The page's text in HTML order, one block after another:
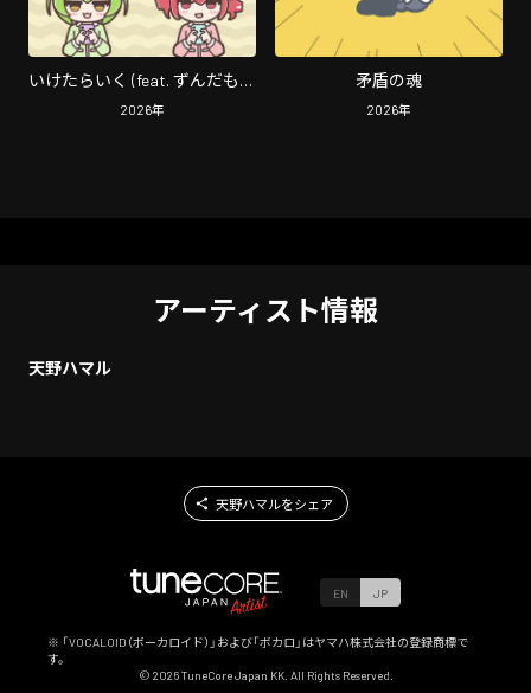
いけたらいく (feat. ずんだもん
& 重音テト)
2026年
矛盾の魂
2026年
アーティスト情報
天野ハマル
天野ハマルをシェア
EN JP
※ 「VOCALOID（ボーカロイド）」および「ボカロ」はヤマハ株式会社の登録商標で
す。
© 2026TuneCore Japan KK. All Rights Reserved.